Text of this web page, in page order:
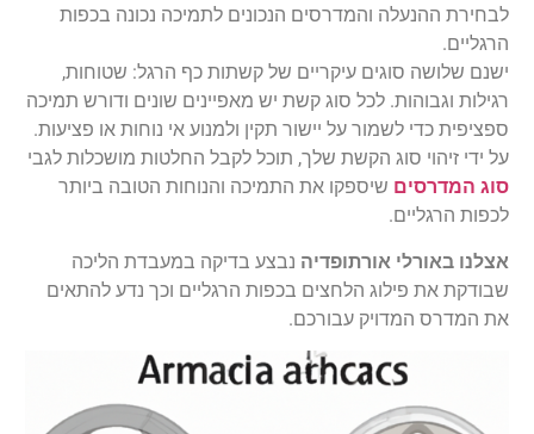
לבחירת ההנעלה והמדרסים הנכונים לתמיכה נכונה בכפות
הרגליים.
ישנם שלושה סוגים עיקריים של קשתות כף הרגל: שטוחות,
רגילות וגבוהות. לכל סוג קשת יש מאפיינים שונים ודורש תמיכה
ספציפית כדי לשמור על יישור תקין ולמנוע אי נוחות או פציעות.
על ידי זיהוי סוג הקשת שלך, תוכל לקבל החלטות מושכלות לגבי
סוג המדרסים שיספקו את התמיכה והנוחות הטובה ביותר
לכפות הרגליים.
אצלנו באורלי אורתופדיה נבצע בדיקה במעבדת הליכה
שבודקת את פילוג הלחצים בכפות הרגליים וכך נדע להתאים
את המדרס המדויק עבורכם.